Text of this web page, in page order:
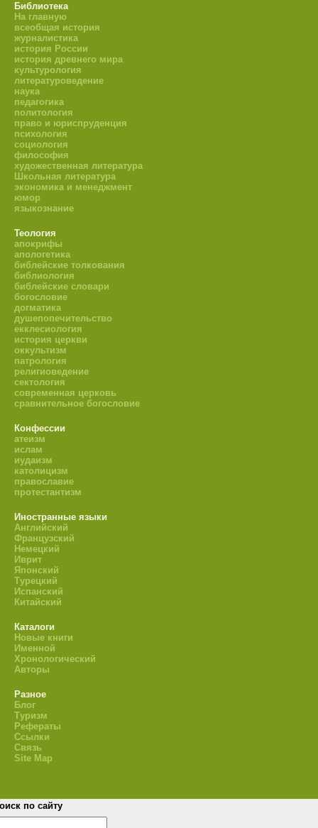
Библиотека
На главную
всеобщая история
журналистика
история России
история древнего мира
культурология
литературоведение
наука
педагогика
политология
право и юриспруденция
психология
социология
философия
художественная литература
Школьная литература
экономика и менеджмент
юмор
языкознание
Теология
апокрифы
апологетика
библейские толкования
библиология
библейские словари
богословие
догматика
душепопечительство
екклесиология
история церкви
оккультизм
патрология
религиоведение
сектология
современная церковь
сравнительное богословие
Конфессии
атеизм
ислам
иудаизм
католицизм
православие
протестантизм
Иностранные языки
Английский
Французский
Немецкий
Иврит
Японский
Турецкий
Испанский
Китайский
Каталоги
Новые книги
Именной
Хронологический
Авторы
Разное
Блог
Туризм
Рефераты
Ссылки
Связь
Site Map
по сайту